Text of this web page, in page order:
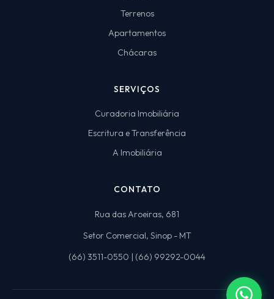
Terrenos
Apartamentos
Chácaras
SERVIÇOS
Curadoria Imobiliária
Escritura e Transferência
A Imobiliária
CONTATO
Rua das Aroeiras, 681
Setor Comercial, Sinop - MT
(66) 3511-0550 | (66) 99292-0044